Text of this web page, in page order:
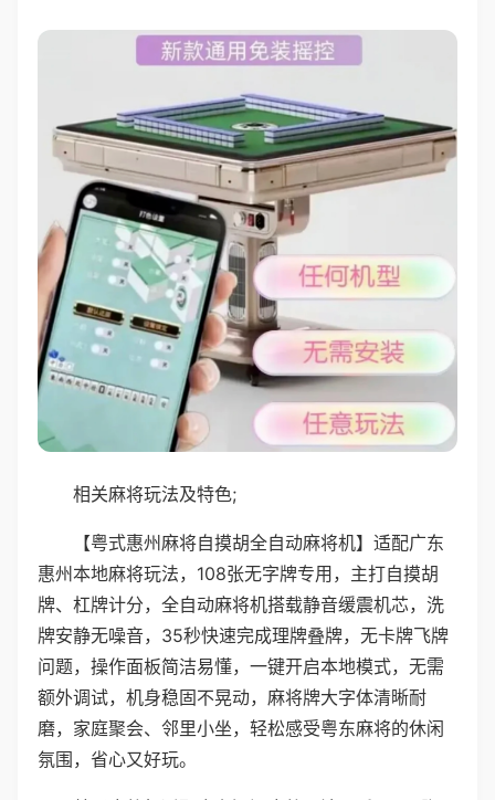
相关麻将玩法及特色;
【粤式惠州麻将自摸胡全自动麻将机】适配广东
惠州本地麻将玩法，108张无字牌专用，主打自摸胡
牌、杠牌计分，全自动麻将机搭载静音缓震机芯，洗
牌安静无噪音，35秒快速完成理牌叠牌，无卡牌飞牌
问题，操作面板简洁易懂，一键开启本地模式，无需
额外调试，机身稳固不晃动，麻将牌大字体清晰耐
磨，家庭聚会、邻里小坐，轻松感受粤东麻将的休闲
氛围，省心又好玩。